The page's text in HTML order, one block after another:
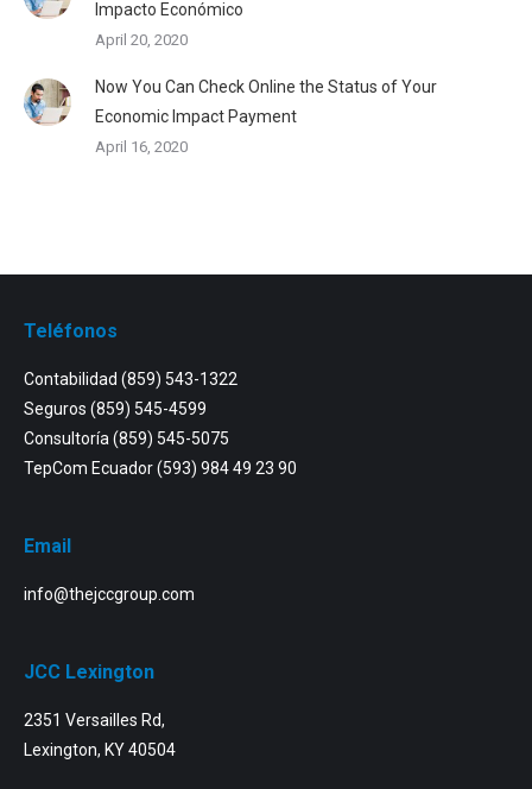
Impacto Económico
April 20, 2020
Now You Can Check Online the Status of Your
Economic Impact Payment
April 16, 2020
Teléfonos
Contabilidad (859) 543-1322
Seguros (859) 545-4599
Consultoría (859) 545-5075
TepCom Ecuador(593) 984 49 23 90
Email
info@thejccgroup.com
JCC Lexington
2351 Versailles Rd,
Lexington, KY 40504